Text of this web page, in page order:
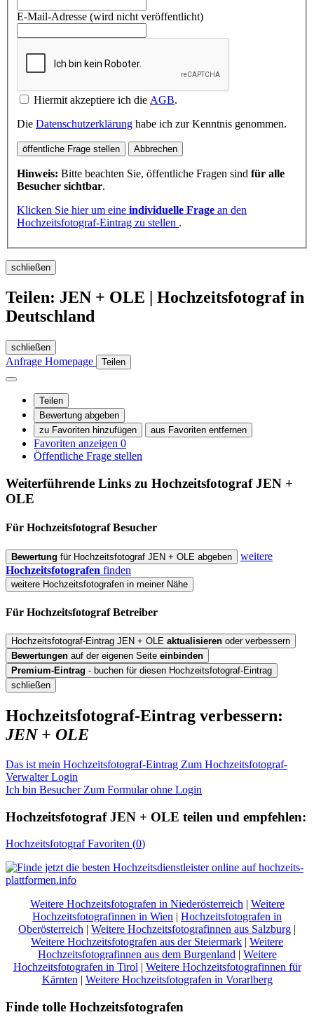
E-Mail-Adresse (wird nicht veröffentlicht)
Hiermit akzeptiere ich die AGB.
Die Datenschutzerklärung habe ich zur Kenntnis genommen.
öffentliche Frage stellen Abbrechen
Hinweis: Bitte beachten Sie, öffentliche Fragen sind für alle
Besucher sichtbar.
Klicken Sie hier um eine individuelle Frage an den
Hochzeitsfotograf-Eintrag zu stellen .
schließen
Teilen: JEN + OLE | Hochzeitsfotograf in
Deutschland
schließen
Anfrage Homepage Teilen
Teilen
Bewertung abgeben
zu Favoriten hinzufügen
aus Favoriten entfernen
Favoriten anzeigen 0
Öffentliche Frage stellen
Weiterführende Links zu HochzeitsfotografJEN +
OLE
Für HochzeitsfotografBesucher
Bewertung für Hochzeitsfotograf JEN + OLE abgeben
weitere
Hochzeitsfotografen finden
weitere Hochzeitsfotografen in meiner Nähe
Für HochzeitsfotografBetreiber
Hochzeitsfotograf-Eintrag JEN + OLE aktualisieren oder verbessern
Bewertungen auf der eigenen Seite einbinden
Premium-Eintrag - buchen für diesen Hochzeitsfotograf-Eintrag
schließen
Hochzeitsfotograf-Eintrag verbessern:
JEN + OLE
Das ist mein Hochzeitsfotograf-Eintrag Zum Hochzeitsfotograf-
Verwalter Login
Ich bin Besucher Zum Formular ohne Login
HochzeitsfotografJEN + OLE teilen und empfehlen:
HochzeitsfotografFavoriten (0)
Weitere Hochzeitsfotografen in Niederösterreich| Weitere
Hochzeitsfotografinnen in Wien | Hochzeitsfotografen in
Oberösterreich | Weitere Hochzeitsfotografinnen aus Salzburg |
Weitere Hochzeitsfotografen aus der Steiermark | Weitere
Hochzeitsfotografinnen aus dem Burgenland| Weitere
Hochzeitsfotografen in Tirol| Weitere Hochzeitsfotografinnen für
Kärnten| Weitere Hochzeitsfotografen in Vorarlberg
Finde tolle Hochzeitsfotografen